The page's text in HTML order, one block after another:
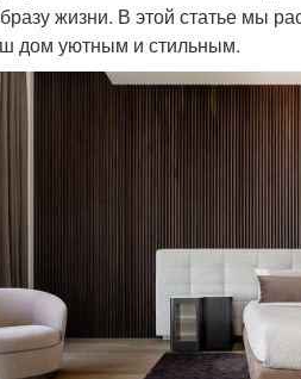
жизни. В этой статье мы
дом уютным и стильным.